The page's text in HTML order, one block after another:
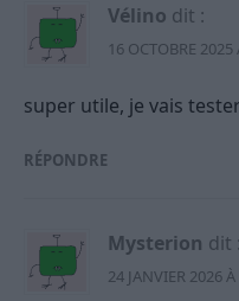
Vélino dit :
16 OCTOBRE
super utile, je vais
RÉPONDRE
Mysterion dit :
24 JANVIER 2026